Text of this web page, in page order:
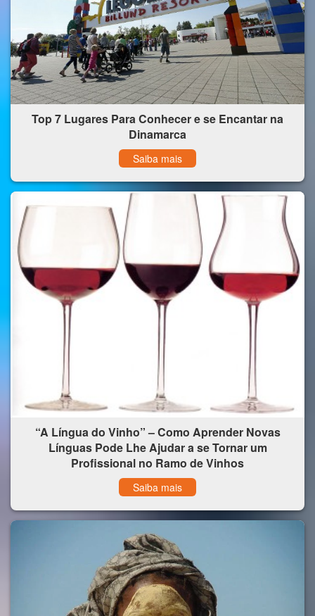
Top 7 Lugares Para Conhecer e se Encantar na
Dinamarca
Saiba mais
“A Língua do Vinho” – Como Aprender Novas
Línguas Pode Lhe Ajudar a se Tornar um
Profissional no Ramo de Vinhos
Saiba mais